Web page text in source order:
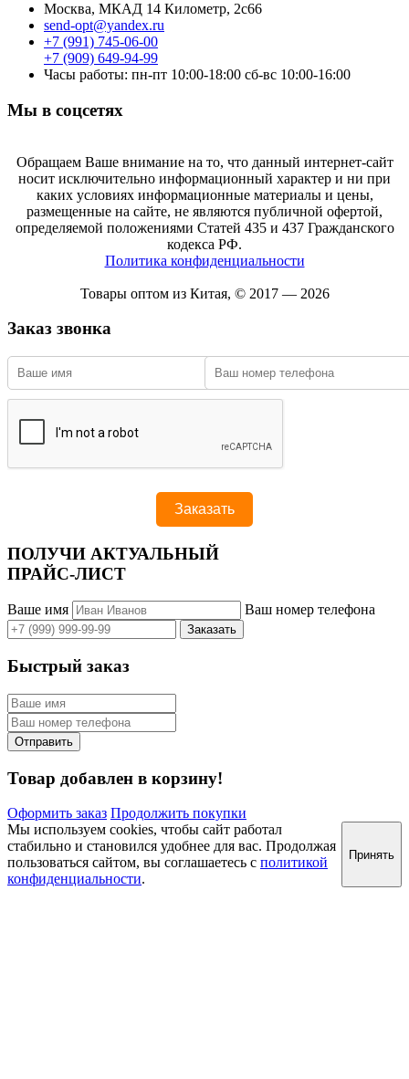
Москва, МКАД 14 Километр, 2с66
send-opt@yandex.ru
+7 (991) 745-06-00
+7 (909) 649-94-99
Часы работы: пн-пт 10:00-18:00 сб-вс 10:00-16:00
Мы в соцсетях
Обращаем Ваше внимание на то, что данный интернет-сайт
носит исключительно информационный характер и ни при
каких условиях информационные материалы и цены,
размещенные на сайте, не являются публичной офертой,
определяемой положениями Статей 435 и 437 Гражданского
кодекса РФ.
Политика конфиденциальности
Товары оптом из Китая, © 2017 — 2026
Заказ звонка
ПОЛУЧИ АКТУАЛЬНЫЙ
ПРАЙС-ЛИСТ
Ваше имя Ваш номер телефона
Быстрый заказ
Товар добавлен в корзину!
Оформить заказ Продолжить покупки
Мы используем cookies, чтобы сайт работал
стабильно и становился удобнее для вас. Продолжая
пользоваться сайтом, вы соглашаетесь с политикой
конфиденциальности.
Принять